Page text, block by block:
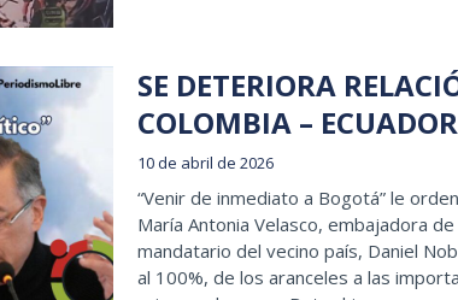
SE DETERIORA
COLOMBIA – ECUADOR
10 de abril de 2026
“Venir de inmediato a Bogotá” le
María Antonia Velasco, embajadora
mandatario del vecino país, Daniel
al 100%, de los aranceles a las